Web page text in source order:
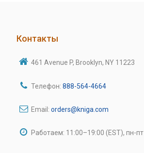
Контакты
461 Avenue P, Brooklyn, NY 11223
Телефон: 888-564-4664
Email: orders@kniga.com
Работаем: 11:00–19:00 (EST), пн-пт